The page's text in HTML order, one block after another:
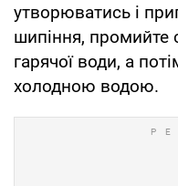
утворюватись і
шипіння, промийте
гарячої води, а
холодною водою.